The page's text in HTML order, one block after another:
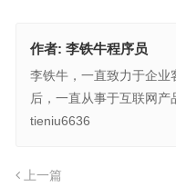
作者: 李铁牛程序员
李铁牛，一直致力于企业
后，一直从事于互联网产
tieniu6636
上一篇